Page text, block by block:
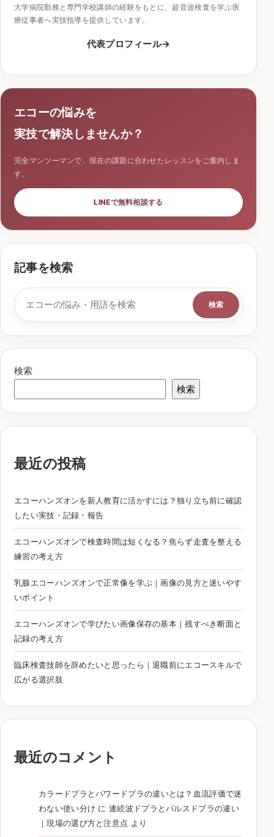
大学病院勤務と専門学校講師の経験をもとに、超音波検査を学ぶ医
療従事者へ実技指導を提供しています。
代表プロフィール
エコーの悩みを
実技で解決しませんか？
完全マンツーマンで、現在の課題に合わせたレッスンをご案内しま
す。
LINEで無料相談する
記事を検索
検索キーワード
検索
検索
検索
最近の投稿
エコーハンズオンを新人教育に活かすには？独り立ち前に確認
したい実技・記録・報告
エコーハンズオンで検査時間は短くなる？焦らず走査を整える
練習の考え方
乳腺エコーハンズオンで正常像を学ぶ｜画像の見方と迷いやす
いポイント
エコーハンズオンで学びたい画像保存の基本｜残すべき断面と
記録の考え方
臨床検査技師を辞めたいと思ったら｜退職前にエコースキルで
広がる選択肢
最近のコメント
カラードプラとパワードプラの違いとは？血流評価で迷
わない使い分け に連続波ドプラとパルスドプラの違い
｜現場の選び方と注意点 より